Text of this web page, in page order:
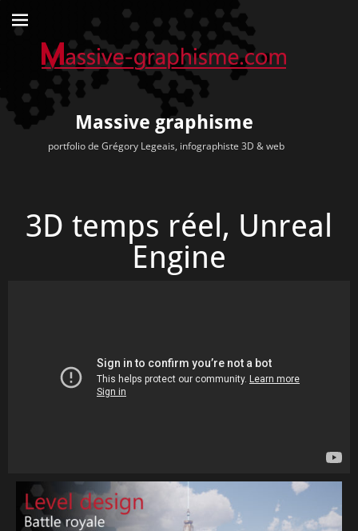
Massive graphisme
portfolio de Grégory Legeais, infographiste 3D & web
3D temps réel, Unreal
Engine